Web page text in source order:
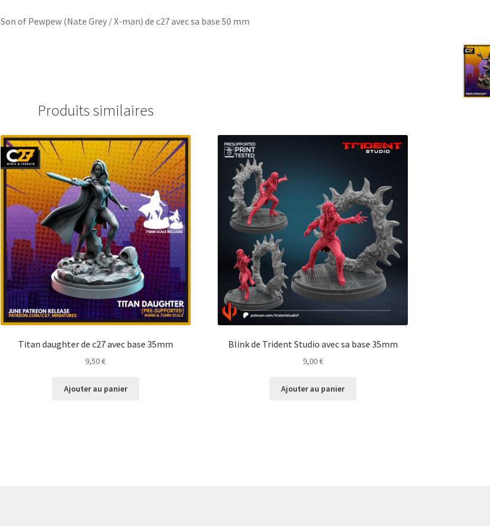
base
Son of Pewpew (Nate Grey / X-man) de c27 avec sa base 50 mm
Produits similaires
Titan daughter de c27 avec base 35mm
9,50€
Ajouter au panier
Blink de Trident Studio avec sa base 35mm
9,00€
Ajouter au panier